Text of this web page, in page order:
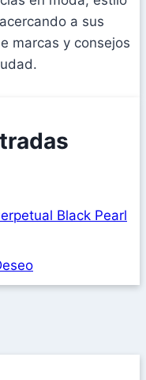
a sus
marcas y consejos
Black Pearl